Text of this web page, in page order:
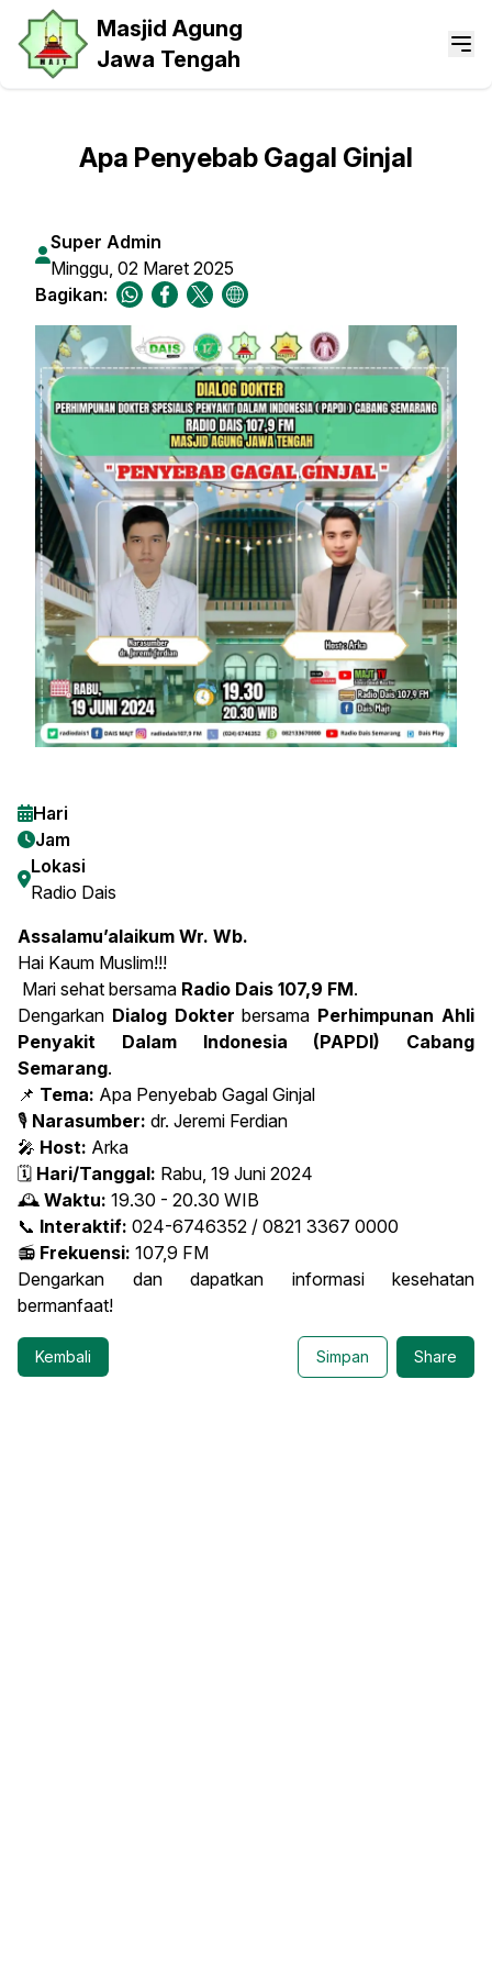
Masjid Agung
Jawa Tengah
Apa Penyebab Gagal Ginjal
Super Admin
Minggu, 02 Maret 2025
Bagikan:
Hari
Jam
Lokasi
Radio Dais
Assalamu’alaikum Wr. Wb.
Hai Kaum Muslim!!!
Mari sehat bersama Radio Dais 107,9 FM.
Dengarkan Dialog Dokter bersama Perhimpunan Ahli
Penyakit Dalam Indonesia (PAPDI) Cabang
Semarang.
📌 Tema: Apa Penyebab Gagal Ginjal
🎙 Narasumber: dr. Jeremi Ferdian
🎤 Host: Arka
🗓 Hari/Tanggal: Rabu, 19 Juni 2024
🕰 Waktu: 19.30 - 20.30 WIB
📞 Interaktif: 024-6746352 / 0821 3367 0000
📻 Frekuensi: 107,9 FM
Dengarkan dan dapatkan informasi kesehatan
bermanfaat!
Kembali Simpan Share